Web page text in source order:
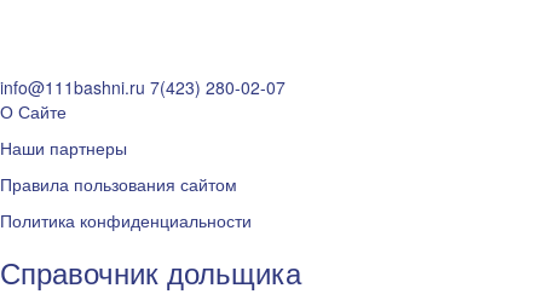
info@111bashni.ru 7(423) 280-02-07
О Сайте
Наши партнеры
Правила пользования сайтом
Политика конфиденциальности
Справочник дольщика